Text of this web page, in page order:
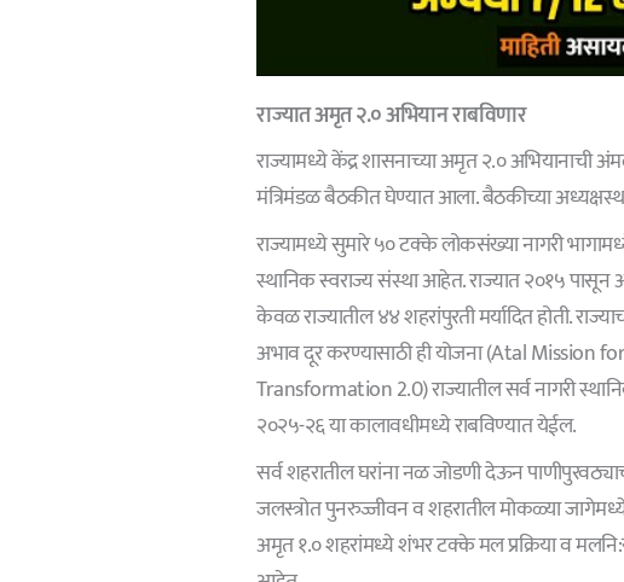
राज्यात अमृत २.० अभियान राबविणार
राज्यामध्ये केंद्र शासनाच्या अमृत २.० अभियानाची
मंत्रिमंडळ बैठकीत घेण्यात आला. बैठकीच्या
राज्यामध्ये सुमारे ५० टक्के लोकसंख्या नागरी
स्थानिक स्वराज्य संस्था आहेत. राज्यात २०१५
केवळ राज्यातील ४४ शहरांपुरती मर्यादित होती.
अभाव दूर करण्यासाठी ही योजना (Atal Mission
Transformation 2.0) राज्यातील सर्व नागरी
२०२५-२६ या कालावधीमध्ये राबविण्यात येईल.
सर्व शहरातील घरांना नळ जोडणी देऊन
जलस्त्रोत पुनरुज्जीवन व शहरातील मोकळ्या
अमृत १.० शहरांमध्ये शंभर टक्के मल प्रक्रिया व